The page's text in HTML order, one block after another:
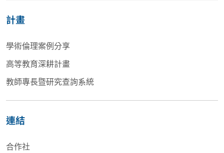
計畫
學術倫理案例分享
高等教育深耕計畫
教師專長暨研究查詢系統
連結
合作社